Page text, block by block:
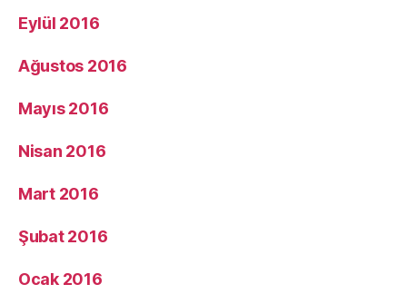
Eylül 2016
Ağustos 2016
Mayıs 2016
Nisan 2016
Mart 2016
Şubat 2016
Ocak 2016